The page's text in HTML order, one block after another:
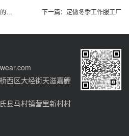
势 下一篇： 定做冬季工作服工厂
西区大经街天滋嘉鲤
县马村镇营里新村村